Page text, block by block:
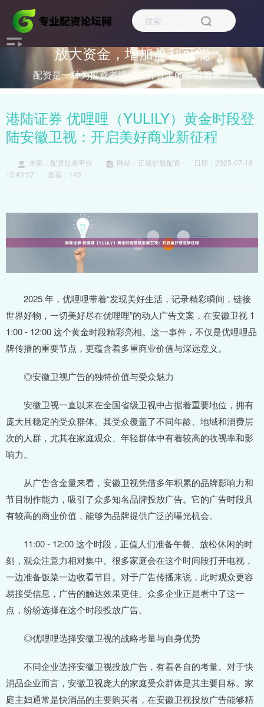
放大资金，增加盈利可能
配资是一种为投资者提供杠杆资金的金融服务！
港陆证券 优哩哩（YULILY）黄金时段登
陆安徽卫视：开启美好商业新征程
来源：配资股票平台 网站：正规炒股配资
日期：2025-07-18
15:43:57
查看：143
2025 年，优哩哩带着“发现美好生活，记录精彩瞬间，链接
世界好物，一切美好尽在优哩哩”的动人广告文案，在安徽卫视 1
1:00 - 12:00 这个黄金时段精彩亮相。这一事件，不仅是优哩哩品
牌传播的重要节点，更蕴含着多重商业价值与深远意义。
◎安徽卫视广告的独特价值与受众魅力
安徽卫视一直以来在全国省级卫视中占据着重要地位，拥有
庞大且稳定的受众群体。其受众覆盖了不同年龄、地域和消费层
次的人群，尤其在家庭观众、年轻群体中有着较高的收视率和影
响力。
从广告含金量来看，安徽卫视凭借多年积累的品牌影响力和
节目制作能力，吸引了众多知名品牌投放广告。它的广告时段具
有较高的商业价值，能够为品牌提供广泛的曝光机会。
11:00 - 12:00 这个时段，正值人们准备午餐、放松休闲的时
刻，观众注意力相对集中。很多家庭会在这个时间段打开电视，
一边准备饭菜一边收看节目。对于广告传播来说，此时观众更容
易接受信息，广告的触达效果更佳。众多企业正是看中了这一
点，纷纷选择在这个时段投放广告。
◎优哩哩选择安徽卫视的战略考量与自身优势
不同企业选择安徽卫视投放广告，有着各自的考量。对于快
消品企业而言，安徽卫视庞大的家庭受众群体是其主要目标。家
庭主妇通常是快消品的主要购买者，在安徽卫视投放广告能够精